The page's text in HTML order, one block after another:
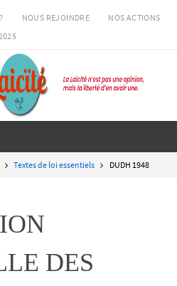
NOUS REJOINDRE
NOS ACTIONS
Textes de loi essentiels DUDH 1948
DES